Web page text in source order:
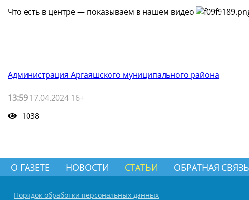
Что есть в центре — показываем в нашем видео
Администрация Аргаяшского муниципального района
13:59 17.04.2024 16+
1038
О ГАЗЕТЕ НОВОСТИ СТАТЬИ ОБРАТНАЯ СВЯЗЬ
Порядок обработки персональных данных